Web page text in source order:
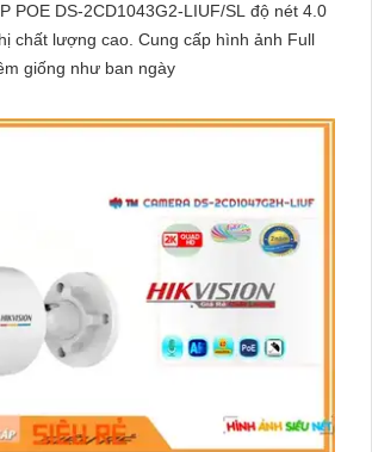
POE DS-2CD1043G2-LIUF/SL độ nét 4.0
cao. Cung cấp hình ảnh Full
giống như ban ngày